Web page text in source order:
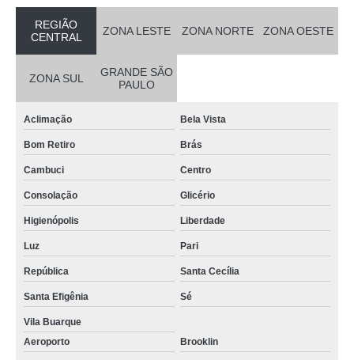
REGIÃO
CENTRAL
ZONA LESTE ZONA NORTE ZONA OESTE
ZONA SUL
GRANDE SÃO
PAULO
Aclimação Bela Vista
Bom Retiro Brás
Cambuci Centro
Consolação Glicério
Higienópolis Liberdade
Luz Pari
República Santa Cecília
Santa Efigênia Sé
Vila Buarque
Aeroporto
Brooklin